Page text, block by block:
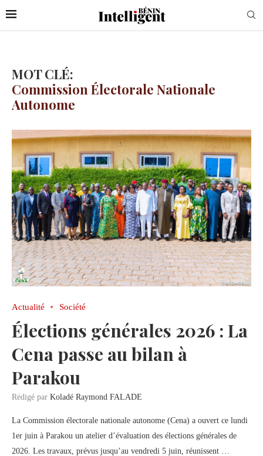
MOT CLÉ:
Commission Électorale Nationale
Autonome
Actualité Société
Élections générales 2026 : La
Cena passe au bilan à
Parakou
Rédigé par Koladé Raymond FALADE
La Commission électorale nationale autonome (Cena) a ouvert ce lundi
1er juin à Parakou un atelier d’évaluation des élections générales de
2026. Les travaux, prévus jusqu’au vendredi 5 juin, réunissent …